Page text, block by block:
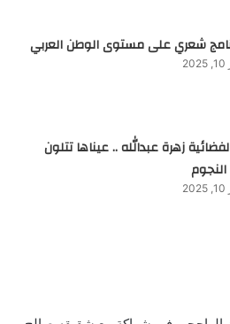
شعري على مستوى الوطن العربي
زهرة عبدالله .. عيناها تتلون